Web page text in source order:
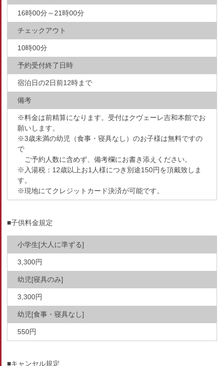
16時00分～21時00分
チェックアウト
10時00分
予約受付終了日時
宿泊日の2日前12時まで
備考
※料金は前精算になります。受付はクヴェーレ吉和本館でお
願いします。
※3歳未満の幼児（食事・寝具なし）のお子様は無料ですの
で
ご予約人数に含めず、備考欄にお書き添えください。
※入湯税：12歳以上お1人様につき別途150円を頂戴致しま
す。
※現地にてクレジットカード決済が可能です。
■子供料金規定
小学生[大人に準ずる]
3,300円
幼児[寝具のみ]
3,300円
幼児[食事・寝具なし]
550円
■キャンセル規定